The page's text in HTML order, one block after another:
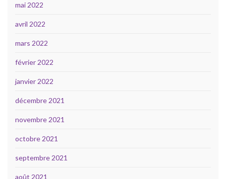
mai 2022
avril 2022
mars 2022
février 2022
janvier 2022
décembre 2021
novembre 2021
octobre 2021
septembre 2021
août 2021